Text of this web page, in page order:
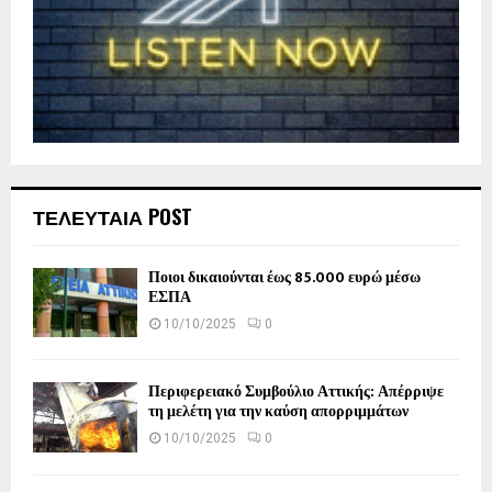
ΤΕΛΕΥΤΑΙΑ POST
Ποιοι δικαιούνται έως 85.000 ευρώ μέσω
ΕΣΠΑ
10/10/2025 0
Περιφερειακό Συμβούλιο Αττικής: Απέρριψε
τη μελέτη για την καύση απορριμμάτων
10/10/2025 0